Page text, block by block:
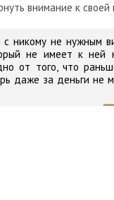
внимание к
никому не нужным
не имеет к ней
от того, что
даже за деньги не